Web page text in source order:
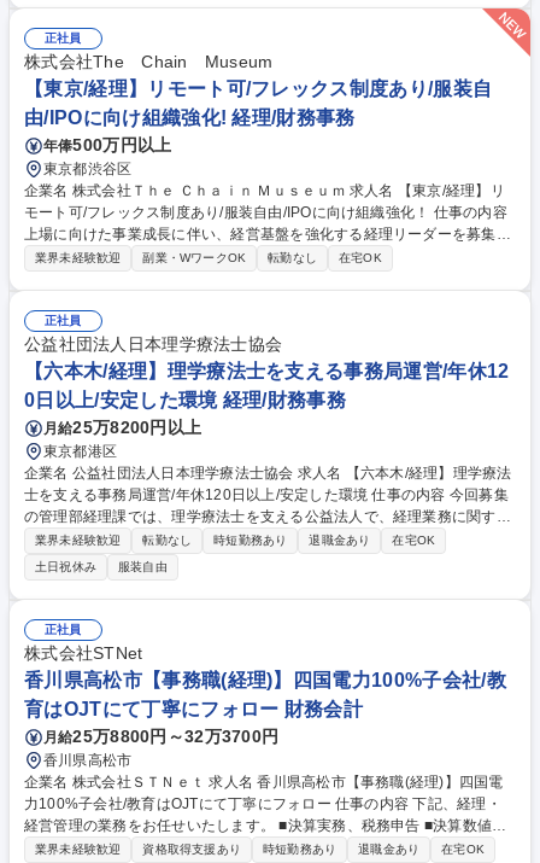
携：月次・年次決算のサポート、会計事務所とのやり取り ■その他：Exce
lを使用した簡単な資料作成など 募集職種 【経理】賞与昨年実績7ヶ月分/
フレックス・在宅有/残業月20h/JFE商事グループ
正社員
株式会社The Chain Museum
【東京/経理】リモート可/フレックス制度あり/服装自
由/IPOに向け組織強化! 経理/財務事務
年俸500万円以上
東京都渋谷区
企業名 株式会社Ｔｈｅ Ｃｈａｉｎ Ｍｕｓｅｕｍ 求人名 【東京/経理】リ
モート可/フレックス制度あり/服装自由/IPOに向け組織強化！ 仕事の内容
上場に向けた事業成長に伴い、経営基盤を強化する経理リーダーを募集！
入社後はマネージャーのもとで業務をキャッチアップしつつ、IPO準備や
SOX）構築・整備等、ガバナンス強化推進 ■経理・財務に関する戦略立案
および執行 ※将来的にはIPO準備業務への関与はもちろん、管理会計やM
&Aに関する業務にもチャレンジできる環境です！ ※変更の範囲：会社の
定める業務 募集職種 【東京/経理】リモート可/フレックス制度あり/服装自
由/IPOに向け組織強化！
業界未経験歓迎 副業・WワークOK 転勤なし 在宅OK
正社員
公益社団法人日本理学療法士協会
【六本木/経理】理学療法士を支える事務局運営/年休12
0日以上/安定した環境 経理/財務事務
月給25万8200円以上
東京都港区
企業名 公益社団法人日本理学療法士協会 求人名 【六本木/経理】理学療法
士を支える事務局運営/年休120日以上/安定した環境 仕事の内容 今回募集
の管理部経理課では、理学療法士を支える公益法人で、経理業務に関する
事務全般を担当いただきます。 【具体的には】 ■年会費・研修会参加費等
の請求 ■会員管理システム操作 ■問い合わせ対応(電話・メール) ■入出金の
管理 ■請求書発行 ■支払処理（旅費、経費、謝金他） ■関連団体経理業務
■委員会支援 ■その他事務業務 募集職種 【六本木/経理】理学療法士を支え
る事務局運営/年休120日以上/安定した環境
業界未経験歓迎 転勤なし 時短勤務あり 退職金あり
在宅OK
土日祝休み
服装自由
正社員
株式会社STNet
香川県高松市【事務職(経理)】四国電力100%子会社/教
育はOJTにて丁寧にフォロー 財務会計
月給25万8800円～32万3700円
香川県高松市
企業名 株式会社ＳＴＮｅｔ 求人名 香川県高松市【事務職(経理)】四国電
力100%子会社/教育はOJTにて丁寧にフォロー 仕事の内容 下記、経理・
経営管理の業務をお任せいたします。 ■決算実務、税務申告 ■決算数値の
分析および経営へのレポート業務 ■会計・税務に関する実務課題への対応
業界未経験歓迎 資格取得支援あり 時短勤務あり 退職金あり 在宅OK